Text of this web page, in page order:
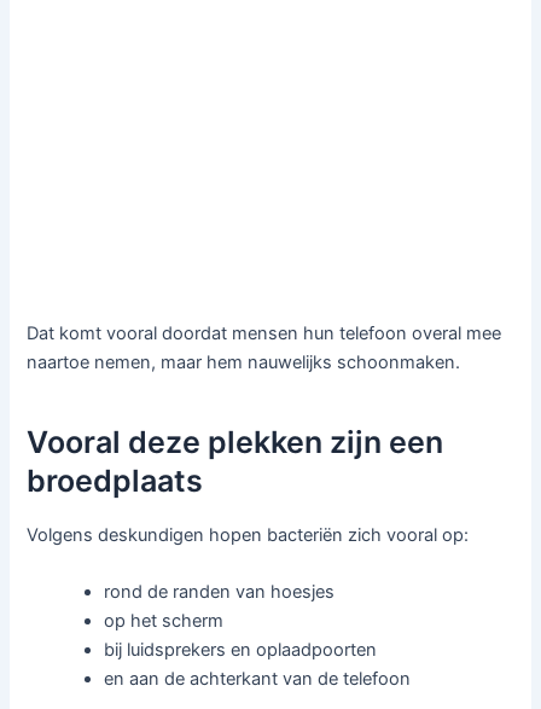
Dat komt vooral doordat mensen hun telefoon overal mee
naartoe nemen, maar hem nauwelijks schoonmaken.
Vooral deze plekken zijn een
broedplaats
Volgens deskundigen hopen bacteriën zich vooral op:
rond de randen van hoesjes
op het scherm
bij luidsprekers en oplaadpoorten
en aan de achterkant van de telefoon